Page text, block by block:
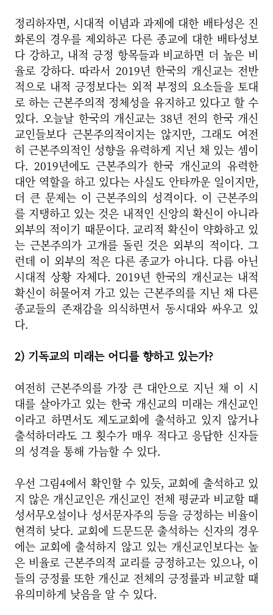
정리하자면, 시대적 이념과 과제에 대한 배타성은 진
화론의 경우를 제외하곤 다른 종교에 대한 배타성보
다 강하고, 내적 긍정 항목들과 비교하면 더 높은 비
율로 강하다. 따라서 2019년 한국의 개신교는 전반
적으로 내적 긍정보다는 외적 부정의 요소들을 토대
로 하는 근본주의적 정체성을 유지하고 있다고 할 수
있다. 오늘날 한국의 개신교는 38년 전의 한국 개신
교인들보다 근본주의적이지는 않지만, 그래도 여전
히 근본주의적인 성향을 유력하게 지닌 채 있는 셈이
다. 2019년에도 근본주의가 한국 개신교의 유력한
대안 역할을 하고 있다는 사실도 안타까운 일이지만,
더 큰 문제는 이 근본주의의 성격이다. 이 근본주의
를 지탱하고 있는 것은 내적인 신앙의 확신이 아니라
외부의 적이기 때문이다. 교리적 확신이 약화하고 있
는 근본주의가 고개를 돌린 것은 외부의 적이다. 그
런데 이 외부의 적은 다른 종교가 아니다. 다름 아닌
시대적 상황 자체다. 2019년 한국의 개신교는 내적
확신이 허물어져 가고 있는 근본주의를 지닌 채 다른
종교들의 존재감을 의식하면서 동시대와 싸우고 있
다.
2) 기독교의 미래는 어디를 향하고 있는가?
여전히 근본주의를 가장 큰 대안으로 지닌 채 이 시
대를 살아가고 있는 한국 개신교의 미래는 개신교인
이라고 하면서도 제도교회에 출석하고 있지 않거나
출석하더라도 그 횟수가 매우 적다고 응답한 신자들
의 성격을 통해 가늠할 수 있다.
우선 그림4에서 확인할 수 있듯, 교회에 출석하고 있
지 않은 개신교인은 개신교인 전체 평균과 비교할 때
성서무오설이나 성서문자주의 등을 긍정하는 비율이
현격히 낮다. 교회에 드문드문 출석하는 신자의 경우
에는 교회에 출석하지 않고 있는 개신교인보다는 높
은 비율로 근본주의적 교리를 긍정하고는 있으나, 이
들의 긍정률 또한 개신교 전체의 긍정률과 비교할 때
유의미하게 낮음을 알 수 있다.